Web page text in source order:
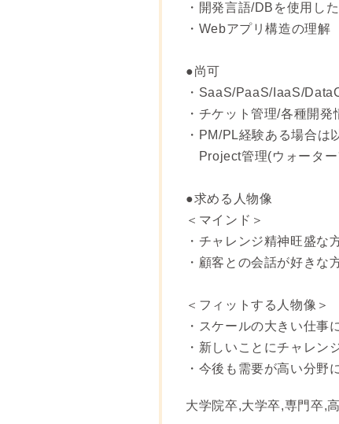
・開発言語/DBを使用し
・Webアプリ構造の理解
●尚可
・SaaS/PaaS/IaaS/
・チケット管理/各種開
・PM/PL経験ある場合は
Project管理(ウォーター
●求める人物像
＜マインド＞
・チャレンジ精神旺盛な
・顧客との会話が好きな
＜フィットする人物像＞
・スケールの大きい仕事
・新しいことにチャレン
・今後も需要が高い分野
大学院卒,大学卒,専門卒,